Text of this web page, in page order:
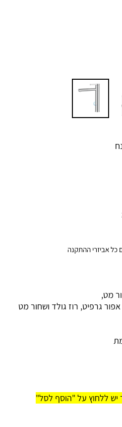
כל אביזרי ההתקנה
מט,
גרפיט, רוז גולד ושחור מט
ללחוץ על "הוסף לסל"